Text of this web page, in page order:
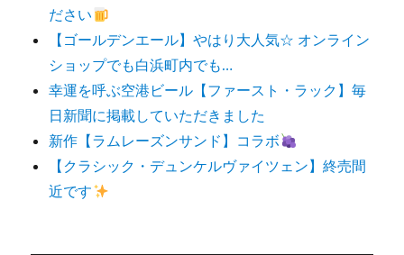
ださい
【ゴールデンエール】やはり大人気☆ オンライン
ショップでも白浜町内でも…
幸運を呼ぶ空港ビール【ファースト・ラック】毎
日新聞に掲載していただきました
新作【ラムレーズンサンド】コラボ
【クラシック・デュンケルヴァイツェン】終売間
近です